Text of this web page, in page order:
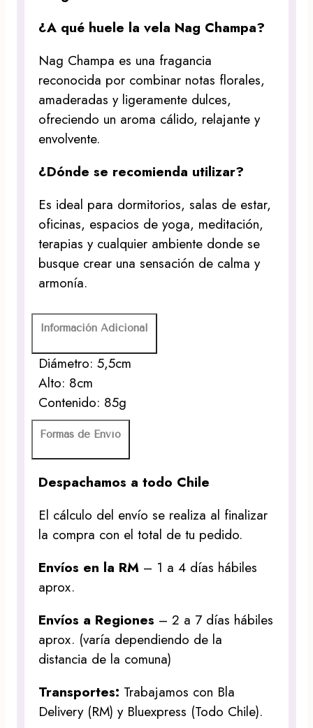
¿A qué huele la vela Nag Champa?
Nag Champa es una fragancia
reconocida por combinar notas florales,
amaderadas y ligeramente dulces,
ofreciendo un aroma cálido, relajante y
envolvente.
¿Dónde se recomienda utilizar?
Es ideal para dormitorios, salas de estar,
oficinas, espacios de yoga, meditación,
terapias y cualquier ambiente donde se
busque crear una sensación de calma y
armonía.
Información Adicional
Diámetro: 5,5cm
Alto: 8cm
Contenido: 85g
Formas de Envío
Despachamos a todo Chile
El cálculo del envío se realiza al finalizar
la compra con el total de tu pedido.
Envíos en la RM – 1 a 4 días hábiles
aprox.
Envíos a Regiones – 2 a 7 días hábiles
aprox. (varía dependiendo de la
distancia de la comuna)
Transportes: Trabajamos con Bla
Delivery (RM) y Bluexpress (Todo Chile).